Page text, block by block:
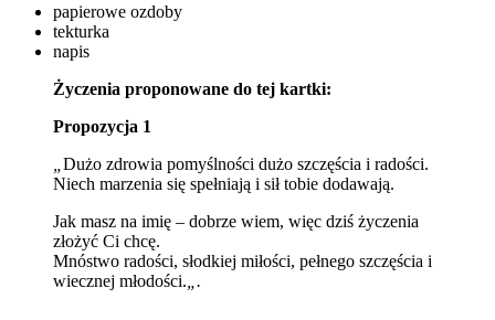
papierowe ozdoby
tekturka
napis
Życzenia proponowane do tej kartki:
Propozycja 1
Dużo zdrowia pomyślności dużo szczęścia i radości.
Niech marzenia się spełniają i sił tobie dodawają.
Jak masz na imię – dobrze wiem, więc dziś życzenia
złożyć Ci chcę.
Mnóstwo radości, słodkiej miłości, pełnego szczęścia i
wiecznej młodości. „.